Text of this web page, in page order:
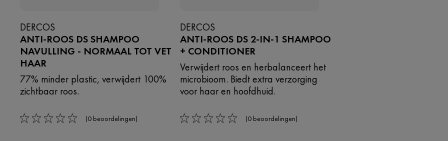
DERCOS
ANTI-ROOS DS SHAMPOO
NAVULLING - NORMAAL TOT VET
HAAR
77% minder plastic, verwijdert 100%
zichtbaar roos.
0/5 (0 beoordelingen)
DERCOS
ANTI-ROOS DS 2-IN-1 SHAMPOO
+ CONDITIONER
Verwijdert roos en herbalanceert het
microbioom. Biedt extra verzorging
voor haar en hoofdhuid.
0/5 (0 beoordelingen)